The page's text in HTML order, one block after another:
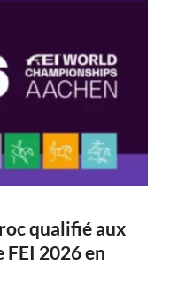
qualifié aux
2026 en